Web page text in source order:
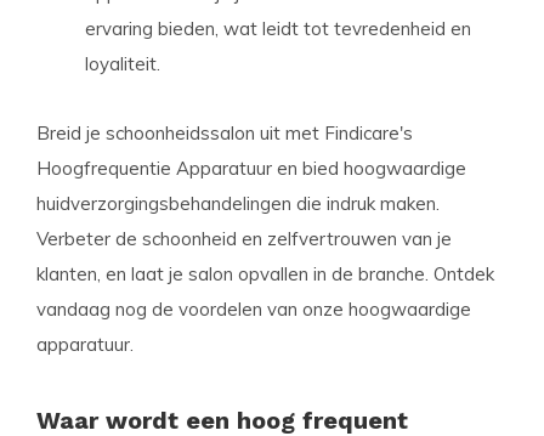
ervaring bieden, wat leidt tot tevredenheid en
loyaliteit.
Breid je schoonheidssalon uit met Findicare's
Hoogfrequentie Apparatuur en bied hoogwaardige
huidverzorgingsbehandelingen die indruk maken.
Verbeter de schoonheid en zelfvertrouwen van je
klanten, en laat je salon opvallen in de branche. Ontdek
vandaag nog de voordelen van onze hoogwaardige
apparatuur.
Waar wordt een hoog frequent